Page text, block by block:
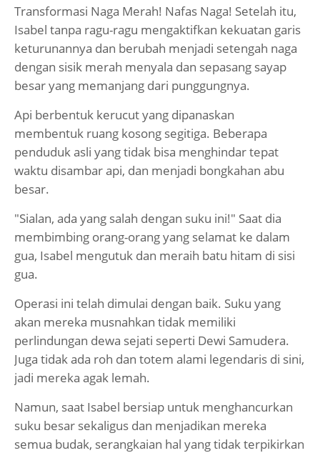
Transformasi Naga Merah! Nafas Naga! Setelah itu,
Isabel tanpa ragu-ragu mengaktifkan kekuatan garis
keturunannya dan berubah menjadi setengah naga
dengan sisik merah menyala dan sepasang sayap
besar yang memanjang dari punggungnya.
Api berbentuk kerucut yang dipanaskan
membentuk ruang kosong segitiga. Beberapa
penduduk asli yang tidak bisa menghindar tepat
waktu disambar api, dan menjadi bongkahan abu
besar.
"Sialan, ada yang salah dengan suku ini!" Saat dia
membimbing orang-orang yang selamat ke dalam
gua, Isabel mengutuk dan meraih batu hitam di sisi
gua.
Operasi ini telah dimulai dengan baik. Suku yang
akan mereka musnahkan tidak memiliki
perlindungan dewa sejati seperti Dewi Samudera.
Juga tidak ada roh dan totem alami legendaris di sini,
jadi mereka agak lemah.
Namun, saat Isabel bersiap untuk menghancurkan
suku besar sekaligus dan menjadikan mereka
semua budak, serangkaian hal yang tidak terpikirkan